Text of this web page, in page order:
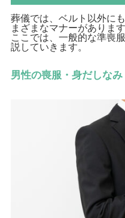
葬儀では、ベルト以外に
まざまなマナーがありま
ここでは、一般的な準喪
説していきます。
男性の喪服・身だしなみ